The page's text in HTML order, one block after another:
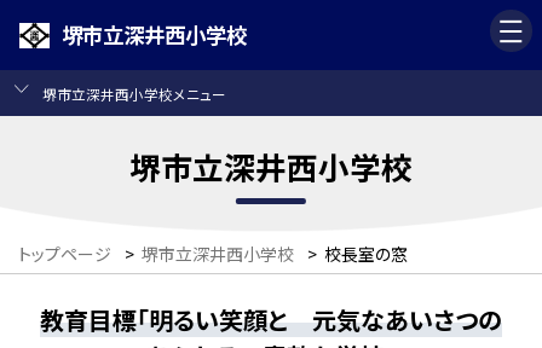
堺市立深井西小学校
堺市立深井西小学校メニュー
堺市立深井西小学校
トップページ > 堺市立深井西小学校 > 校長室の窓
教育目標「明るい笑顔と 元気なあいさつの